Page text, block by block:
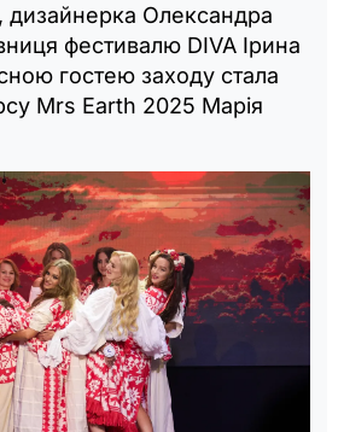
дизайнерка Олександра
фестивалю DIVA Ірина
гостею заходу стала
Mrs Earth 2025 Марія